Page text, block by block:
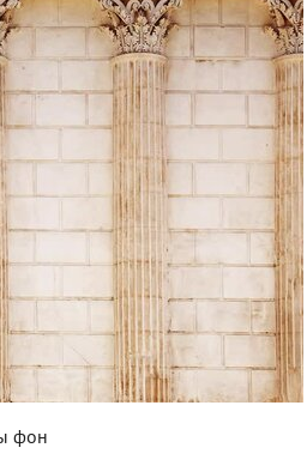
фон